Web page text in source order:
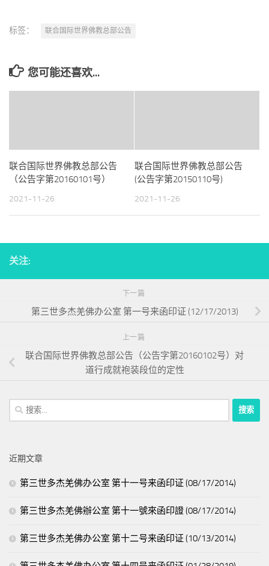
标签： 联合国际世界佛教总部公告
您可能还喜欢...
联合国际世界佛教总部公告
（公告字第20160101号）
2021-11-26
联合国际世界佛教总部公告
(公告字第20150110号)
2021-11-26
关注:
下一篇
第三世多杰羌佛办公室 第一号来函印证 (12/17/2013)
上一篇
联合国际世界佛教总部公告（公告字第20160102号）对
道行成就袍装段位的定性
搜
索：
近期文章
第三世多杰羌佛办公室 第十一号来函印证 (08/17/2014)
第三世多杰羌佛辦公室 第十一號來函印證 (08/17/2014)
第三世多杰羌佛办公室 第十二号来函印证 (10/13/2014)